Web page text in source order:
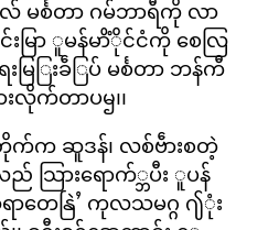
လ် မင်္စတာ ဂမ်ဘာရီကို လာ
ြာ ူမန်မာိံိုင်ငံကို စေလြ
မြြးခဵြပ် မင်္စတာ ဘန်ကီ
လိုက်တာပၝ၊၊
က်က ဆူဒန်၊ လစ်ဗဵားစတဲ့
သြားရောက်္ဘပီး ူပန်
ာတေနြဲႛ ကုလသမဂ္ဂ ႟ုံး